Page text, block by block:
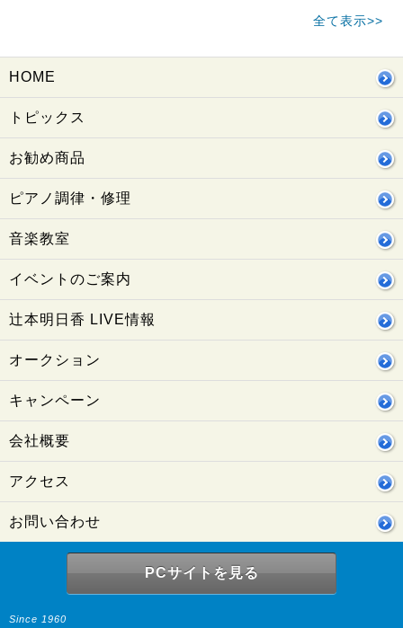
全て表示>>
HOME
トピックス
お勧め商品
ピアノ調律・修理
音楽教室
イベントのご案内
辻本明日香 LIVE情報
オークション
キャンペーン
会社概要
アクセス
お問い合わせ
PCサイトを見る
Since 1960